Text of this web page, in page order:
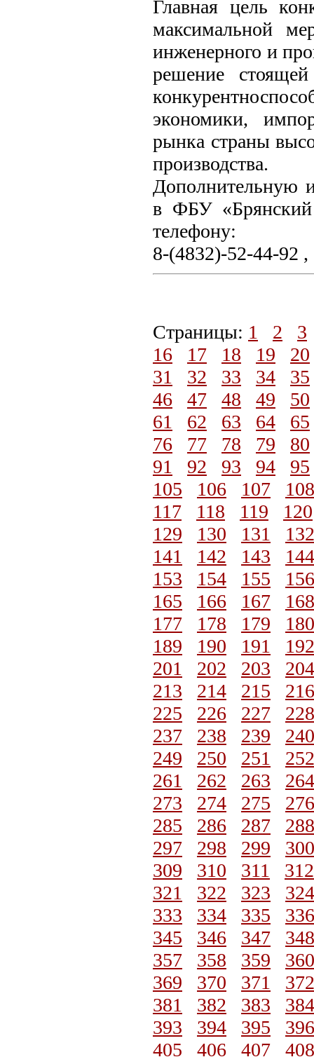
Главная цель
максимальной
инженерного и
решение
экономики,
рынка страны
производства.
Дополнительную
в ФБУ «Брянский
телефону:
8-(4832)-52-44-92 ,
Страницы: 1 2
3
16
17 18 19
20
31
32 33 34
35
46
47 48 49
50
61
62 63 64
65
76
77 78 79
80
91
92 93 94
95
105
106 107
108
117
118 119
120
129
130 131
132
141
142 143
144
153
154 155
156
165
166 167
168
177
178 179
180
189
190 191
192
201
202 203
204
213
214 215
216
225
226 227
228
237
238 239
240
249
250 251
252
261
262 263
264
273
274 275
276
285
286 287
288
297
298 299
300
309
310 311
312
321
322 323
324
333
334 335
336
345
346 347
348
357
358 359
360
369
370 371
372
381
382 383
384
393
394 395
396
405
406 407 408